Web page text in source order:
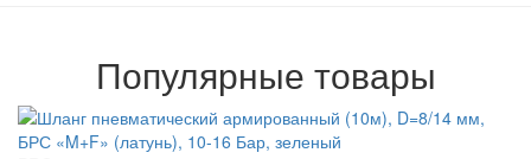
Популярные товары